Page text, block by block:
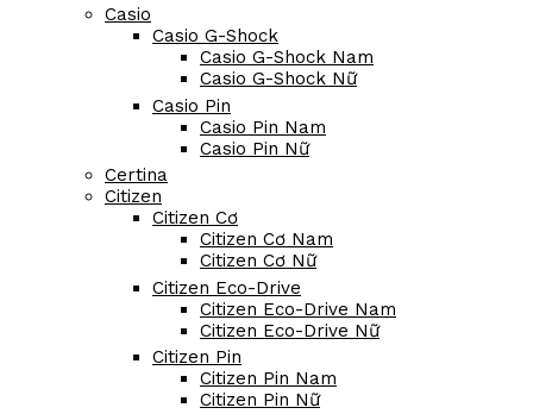
Casio
Casio G-Shock
Casio G-Shock Nam
Casio G-Shock Nữ
Casio Pin
Casio Pin Nam
Casio Pin Nữ
Certina
Citizen
Citizen Cơ
Citizen Cơ Nam
Citizen Cơ Nữ
Citizen Eco-Drive
Citizen Eco-Drive Nam
Citizen Eco-Drive Nữ
Citizen Pin
Citizen Pin Nam
Citizen Pin Nữ